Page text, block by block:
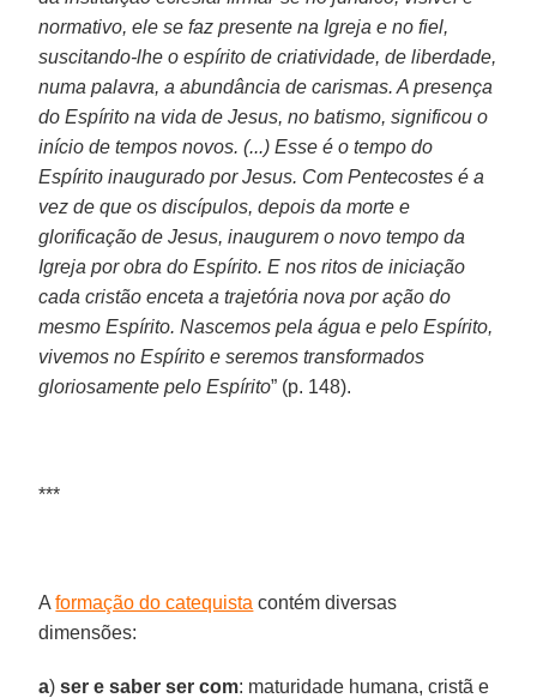
normativo, ele se faz presente na Igreja e no fiel,
suscitando-lhe o espírito de criatividade, de liberdade,
numa palavra, a abundância de carismas. A presença
do Espírito na vida de Jesus, no batismo, significou o
início de tempos novos. (...) Esse é o tempo do
Espírito inaugurado por Jesus. Com Pentecostes é a
vez de que os discípulos, depois da morte e
glorificação de Jesus, inaugurem o novo tempo da
Igreja por obra do Espírito. E nos ritos de iniciação
cada cristão enceta a trajetória nova por ação do
mesmo Espírito. Nascemos pela água e pelo Espírito,
vivemos no Espírito e seremos transformados
gloriosamente pelo Espírito” (p. 148).
***
Aformação do catequista contém diversas
dimensões:
a)ser e saber ser com: maturidade humana, cristã e